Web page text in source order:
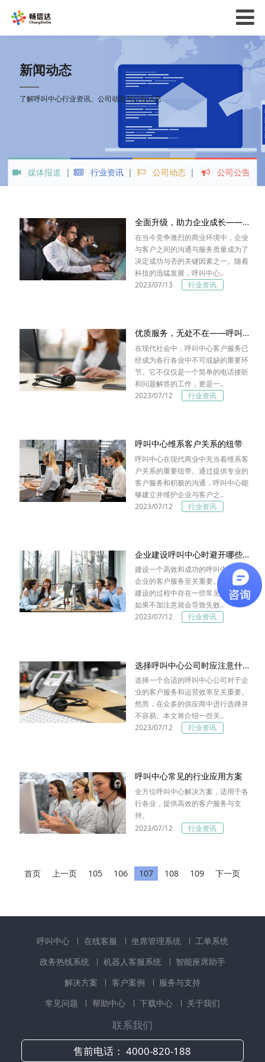
新闻动态
了解呼叫中心行业资讯、公司动态与公告信息
媒体报道 行业资讯 公司动态 公司公告
全面升级，助力企业成长——呼叫中心平台引领服务新时代
在当今竞争激烈的商业环境中，企业
与客户之间的沟通与服务质量成为了
决定成功与否的关键因素之一。随着
科技的迅猛发展，呼叫中心..
2023/07/13
行业资讯
优质服务，无处不在——呼叫中心客户服务为您保驾护航
在现代社会中，呼叫中心客户服务已
经成为各行各业中不可或缺的重要环
节。它不仅仅是一个简单的电话接听
和问题解答的工作，更是一..
2023/07/12
行业资讯
呼叫中心维系客户关系的纽带
呼叫中心在现代商业中充当着维系客
户关系的重要纽带。通过提供专业的
客户服务和积极的沟通，呼叫中心能
够建立并维护企业与客户之..
2023/07/12
行业资讯
企业建设呼叫中心时避开哪些坑？
建设一个高效和成功的呼叫中心对于
企业的客户服务至关重要。然而，在
建设的过程中存在一些常见的陷阱，
如果不加注意就会导致失败..
2023/07/12
行业资讯
选择呼叫中心公司时应注意什么？
选择一个合适的呼叫中心公司对于企
业的客户服务和运营效率至关重要。
然而，在众多的供应商中进行选择并
不容易。本文将介绍一些关..
2023/07/12
行业资讯
呼叫中心常见的行业应用方案
全方位呼叫中心解决方案，适用于各
行各业，提供高效的客户服务与支
持。
2023/07/12
行业资讯
首页 上一页 105 106 107 108 109 下一页
呼叫中心 在线客服 坐席管理系统
工单系统
政务热线系统
机器人客服系统
智能座席助手
解决方案
客户案例
服务与支持
常见问题
帮助中心 下载中心 关于我们
联系我们
售前电话：4000-820-188